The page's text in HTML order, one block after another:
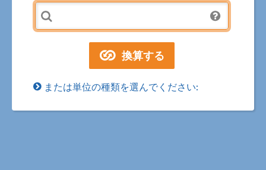
または単位の種類を選んでください: